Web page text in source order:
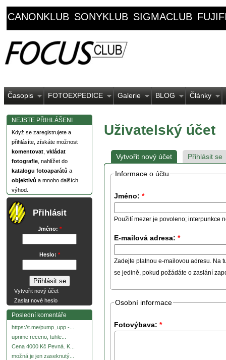
CANONKLUB SONYKLUB SIGMACLUB
Časopis FOTOEXPEDICE Galerie BLOG Články
NEJSTE PŘIHLÁŠENI
Když se zaregistrujete a
přihlásíte, získáte možnost
komentovat vkládat
fotografie , nahlížet do
katalogu fotoaparátů a
objektivů a mnoho dalších
výhod.
Přihlásit
Jméno: *
Heslo: *
Vytvořit nový účet
Zaslat nové heslo
Poslední komentáře
https://t.me/pump_upp -...
uprime receno, tuhle...
Cena 4000 Kč Pevná. K...
možná je jen zaseknutý...
Uživatelský účet
Vytvořit nový účet Přihlásit se
Informace o účtu
Jméno: *
Použití mezer je povoleno; interpunkce
E-mailová adresa: *
Zadejte platnou e-mailovou adresu. Na
se jedině, pokud požádáte o zaslání
Osobní informace
Fotovýbava: *